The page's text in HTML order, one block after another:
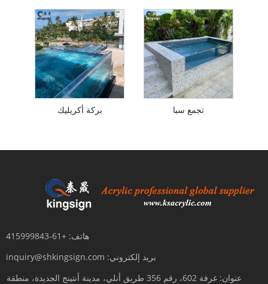
بركة أكريليك تجمع سبا
هاتف: +61-415999843
بريد إلكتروني: inquiry@shkingsign.com
عنوان:
غرفة 602، رقم 356 طريق أنلي، مدينة أنتينج الجديدة، منطقة